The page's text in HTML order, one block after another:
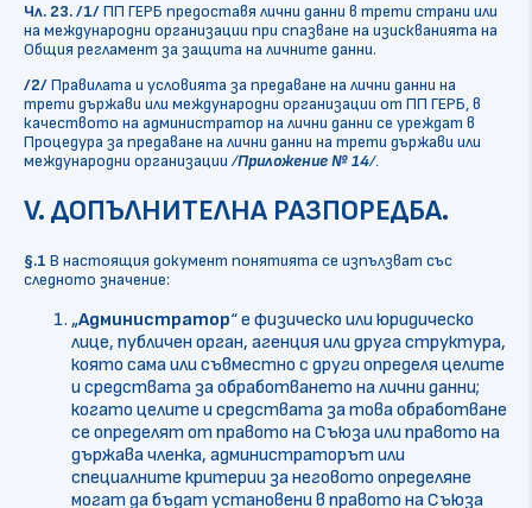
Чл. 23./1/ПП ГЕРБ предоставя лични данни в трети страни или
на международни организации при спазване на изискванията на
Общия регламент за защита на личните данни.
/2/Правилата и условията за предаване на лични данни на
трети държави или международни организации от ПП ГЕРБ, в
качеството на администратор на лични данни се уреждат в
Процедура за предаване на лични данни на трети държави или
международни организации /Приложение № 14/.
V. ДОПЪЛНИТЕЛНА РАЗПОРЕДБА.
§.1 В настоящия документ понятията се изпълзват със
следното значение:
„Администратор“ е физическо или юридическо
лице, публичен орган, агенция или друга структура,
която сама или съвместно с други определя целите
и средствата за обработването на лични данни;
когато целите и средствата за това обработване
се определят от правото на Съюза или правото на
държава членка, администраторът или
специалните критерии за неговото определяне
могат да бъдат установени в правото на Съюза